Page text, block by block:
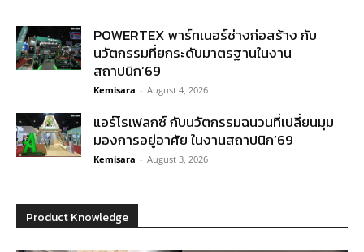
POWERTEX พาร์ทเนอร์ช่างก่อสร้าง กับ
นวัตกรรมที่ยกระดับมาตรฐานในงาน
สถาปนิก’69
Kemisara - August 4, 2026
แอร์โรเฟลกซ์ กับนวัตกรรมฉนวนที่เปลี่ยนมุม
มองการอยู่อาศัย ในงานสถาปนิก’69
Kemisara - August 3, 2026
Product Knowledge